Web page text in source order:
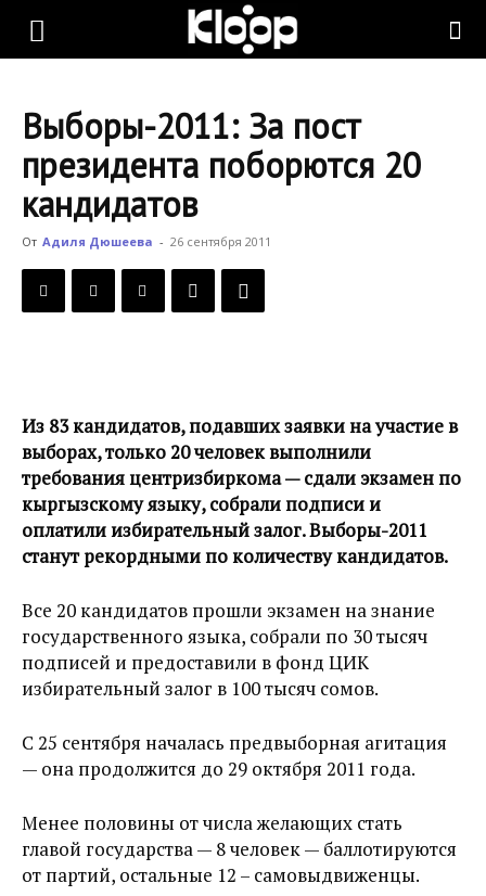
KLOOP.KG
Новости
Кыргызстана
Выборы-2011: За пост
президента поборются 20
кандидатов
От Адиля Дюшеева - 26 сентября 2011
Из 83 кандидатов, подавших заявки на участие в
выборах, только 20 человек выполнили
требования центризбиркома — сдали экзамен по
кыргызскому языку, собрали подписи и
оплатили избирательный залог. Выборы-2011
станут рекордными по количеству кандидатов.
Все 20 кандидатов прошли экзамен на знание
государственного языка, собрали по 30 тысяч
подписей и предоставили в фонд ЦИК
избирательный залог в 100 тысяч сомов.
С 25 сентября началась предвыборная агитация
— она продолжится до 29 октября 2011 года.
Менее половины от числа желающих стать
главой государства — 8 человек — баллотируются
от партий, остальные 12 – самовыдвиженцы.